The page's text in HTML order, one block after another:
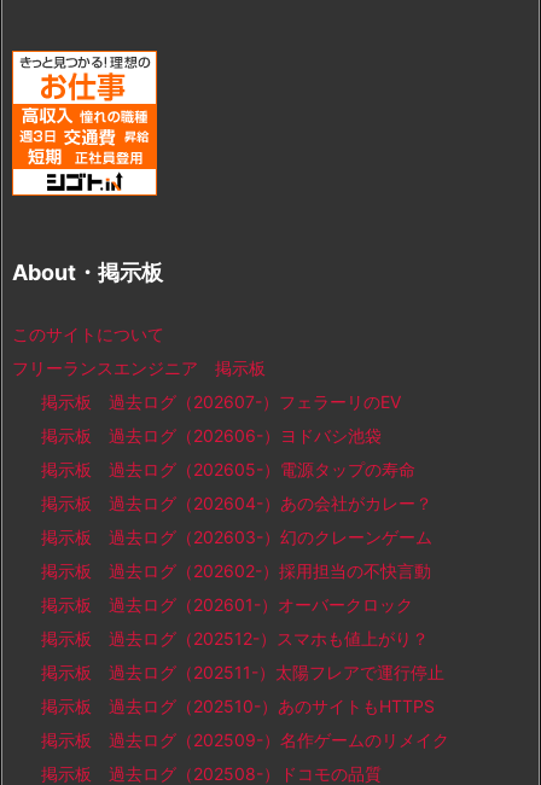
About・掲示板
このサイトについて
フリーランスエンジニア 掲示板
掲示板 過去ログ（202607-）フェラーリのEV
掲示板 過去ログ（202606-）ヨドバシ池袋
掲示板 過去ログ（202605-）電源タップの寿命
掲示板 過去ログ（202604-）あの会社がカレー？
掲示板 過去ログ（202603-）幻のクレーンゲーム
掲示板 過去ログ（202602-）採用担当の不快言動
掲示板 過去ログ（202601-）オーバークロック
掲示板 過去ログ（202512-）スマホも値上がり？
掲示板 過去ログ（202511-）太陽フレアで運行停止
掲示板 過去ログ（202510-）あのサイトもHTTPS
掲示板 過去ログ（202509-）名作ゲームのリメイク
掲示板 過去ログ（202508-）ドコモの品質